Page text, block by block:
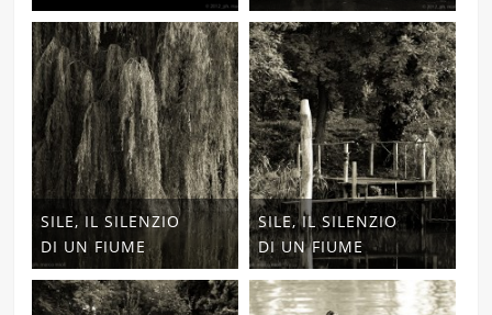
SILE, IL SILENZIO
DI UN FIUME
SILE, IL SILENZIO
DI UN FIUME